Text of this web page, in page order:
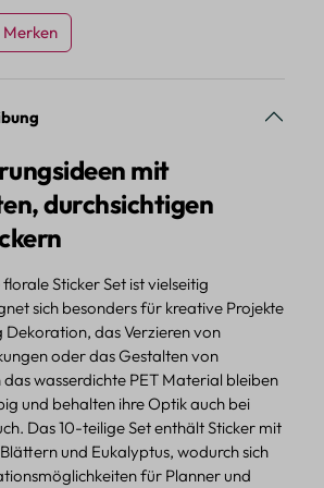
Merken
mit
durchsichtigen
Sticker Set ist vielseitig
sich besonders für kreative Projekte
das Verzieren von
oder das Gestalten von
wasserdichte PET Material bleiben
und behalten ihre Optik auch bei
Das 10-teilige Set enthält Sticker mit
und Eukalyptus, wodurch sich
für Planner und